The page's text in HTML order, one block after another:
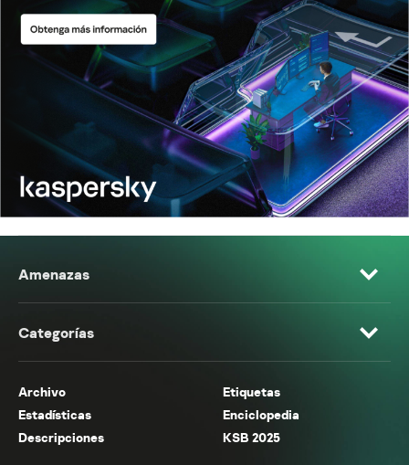
Amenazas
Categorías
Archivo
Etiquetas
Estadísticas
Enciclopedia
Descripciones
KSB 2025